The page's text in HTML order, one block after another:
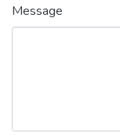
Message